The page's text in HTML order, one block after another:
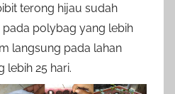
terong hijau sudah
polybag yang lebih
langsung pada lahan
lebih 25 hari.